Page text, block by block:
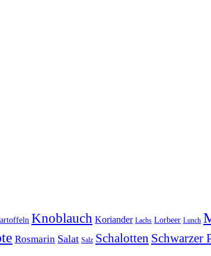
Knoblauch Koriander Lachs Lorbeer Lunch
Rosmarin Salat Salz Schalotten Schwarzer